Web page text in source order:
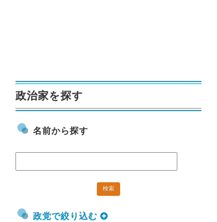
政治家を探す
名前から探す
政党で絞り込む